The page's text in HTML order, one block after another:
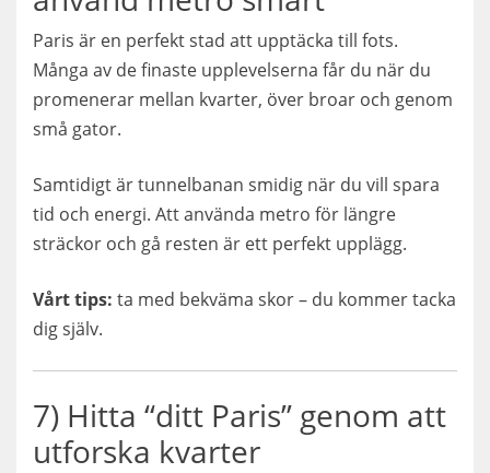
Paris är en perfekt stad att upptäcka till fots.
Många av de finaste upplevelserna får du när du
promenerar mellan kvarter, över broar och genom
små gator.
Samtidigt är tunnelbanan smidig när du vill spara
tid och energi. Att använda metro för längre
sträckor och gå resten är ett perfekt upplägg.
Vårt tips: ta med bekväma skor – du kommer tacka
dig själv.
7) Hitta “ditt Paris” genom att
utforska kvarter